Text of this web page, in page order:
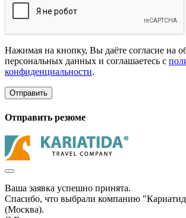
Нажимая на кнопку, Вы даёте согласие на
персональных данных и соглашаетесь с
конфиденциальности.
Отправить
Отправить резюме
Ваша заявка успешно принята.
Спасибо, что выбрали компанию
(Москва).